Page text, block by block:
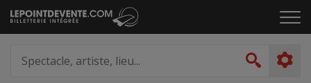
Passer
au
le
artiste,
lieu...